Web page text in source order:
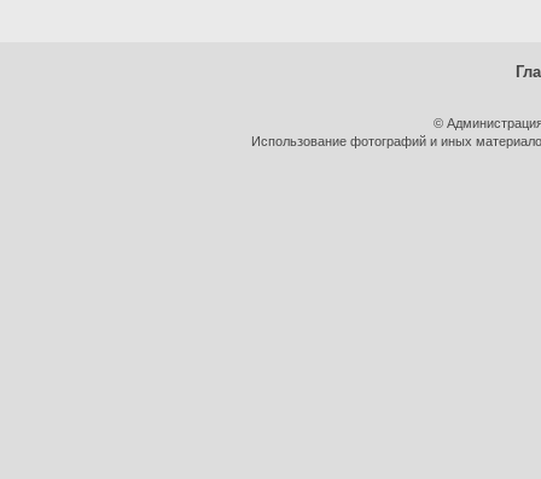
©
Использование фотографий и иных